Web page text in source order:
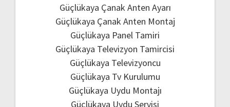
Güçlükaya Çanak Anten Ayarı
Güçlükaya Çanak Anten Montaj
Güçlükaya Panel Tamiri
Güçlükaya Televizyon Tamircisi
Güçlükaya Televizyoncu
Güçlükaya Tv Kurulumu
Güçlükaya Uydu Montajı
Güçlükaya Uydu Servisi